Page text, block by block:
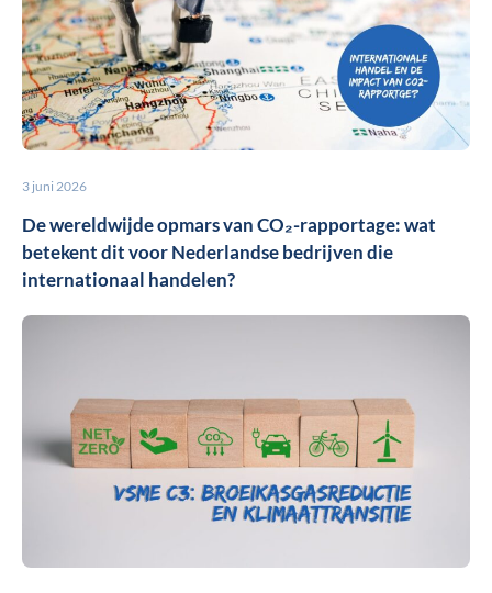
3 juni 2026
De wereldwijde opmars van CO₂-rapportage: wat
betekent dit voor Nederlandse bedrijven die
internationaal handelen?